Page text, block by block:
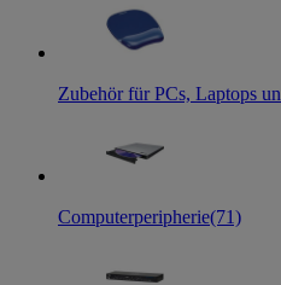
Zubehör für PCs, Laptops
Computerperipherie(71)